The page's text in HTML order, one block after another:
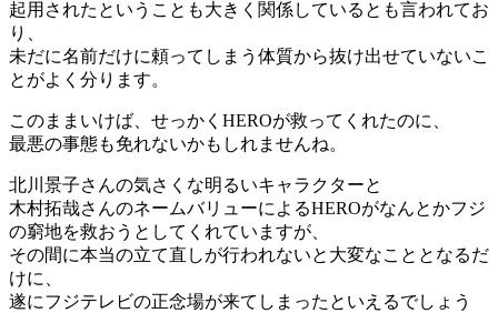
起用されたということも大きく関係しているとも言われてお
り、
未だに名前だけに頼ってしまう体質から抜け出せていないこ
とがよく分ります。
このままいけば、せっかくHEROが救ってくれたのに、
最悪の事態も免れないかもしれませんね。
北川景子さんの気さくな明るいキャラクターと
木村拓哉さんのネームバリューによるHEROがなんとかフジ
の窮地を救おうとしてくれていますが、
その間に本当の立て直しが行われないと大変なこととなるだ
けに、
遂にフジテレビの正念場が来てしまったといえるでしょう